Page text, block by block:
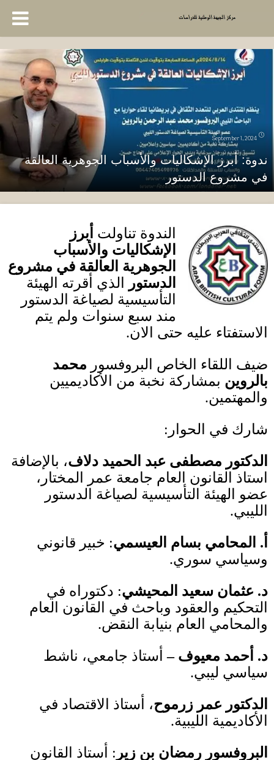
September 1, 2024
ندوة: أبرز الإشكاليات والأسباب الجوهرية العالقة
في مشروع الدستور
الندوة تناولت أبرز
الإشكاليات والأسباب
الجوهرية العالقة في مشروع
الدستور
الذي أقرته الهيئة
التأسيسية لصياغة الدستور
مند سبع سنوات ولم يتم
الاستفتاء عليه حتى الان.
ضيف اللقاء الخاص البروفسور محمد
بالروين بمشاركة نخبة من الأكاديميين
والمهتمين.
شارك في الحوار :
الدكتور مصطفى عبد الحميد دلاف، بالإضافة
استاذ القانون العام جامعة عمر المختار،
عضو الهيئة التأسيسية لصياغة الدستور
الليبي.
. المحامي بسام العيسمي: خبير قانوني
وسياسي سوري.
د. عثمان سعيد المحيشي: دكتوراه في
التحكيم والعقود وباحث في القانون العام
والمحامي العام بنيابة النقض.
د. أحمد معيوف –أستاذ جامعي، ناشط
سياسي ليبي.
الدكتور عمر زرموح، أستاذ الاقتصاد في
الأكاديمية الليبية.
البروفسور رمضان بن زير :
أستاذ القانون